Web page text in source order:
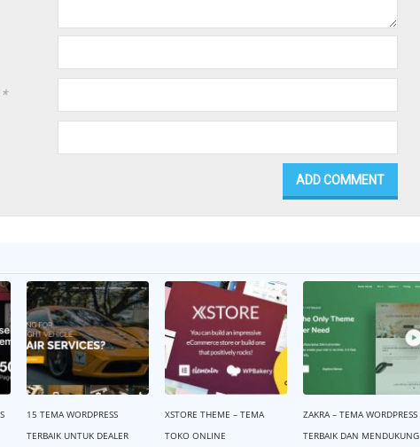
*
15 TEMA WORDPRESS
TERBAIK UNTUK DEALER
XSTORE THEME – TEMA
TOKO ONLINE
ZAKRA – TEMA WORDPRESS
TERBAIK DAN MENDUKUNG